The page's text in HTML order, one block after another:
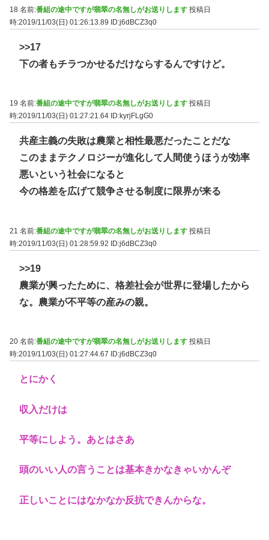
18 名前:番組の途中ですが翡翠の名無しがお送りします 投稿日
時:2019/11/03(日) 01:26:13.89 ID:j6dBCZ3q0
>>17
下の者もチラつかせるだけならするんですけど。
19 名前:番組の途中ですが翡翠の名無しがお送りします 投稿日
時:2019/11/03(日) 01:27:21.64 ID:kyrjFLgG0
共産主義の失敗は農業と相性最悪だったことだな
このままテクノロジーが進化して人間使うほうが効率
悪いという社会になると
今の格差を広げて競争させる制度に限界が来る
21 名前:番組の途中ですが翡翠の名無しがお送りします 投稿日
時:2019/11/03(日) 01:28:59.92 ID:j6dBCZ3q0
>>19
農業が興ったために、格差社会が世界に登場したから
な。農業が不平等の産みの親。
20 名前:番組の途中ですが翡翠の名無しがお送りします 投稿日
時:2019/11/03(日) 01:27:44.67
ID:j6dBCZ3q0
とにかく
収入だけは
平等にしよう。あとはさあ
頭のいい人の言うことは基本きかなきゃいかんぞ
正しいことにはなかなか反抗できんからな。